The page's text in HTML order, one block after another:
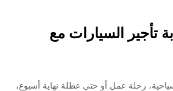
تأجير السيارات مع
رحلة عمل أو حتى عطلة نهاية أسبوع،